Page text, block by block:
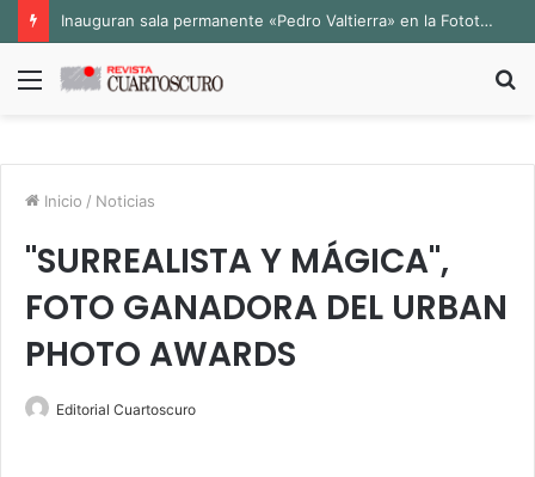
Inauguran sala permanente «Pedro Valtierra» en la Fototeca de Zacatecas
Menú
Inicio / Noticias
"SURREALISTA Y MÁGICA",
FOTO GANADORA DEL URBAN
PHOTO AWARDS
Editorial Cuartoscuro